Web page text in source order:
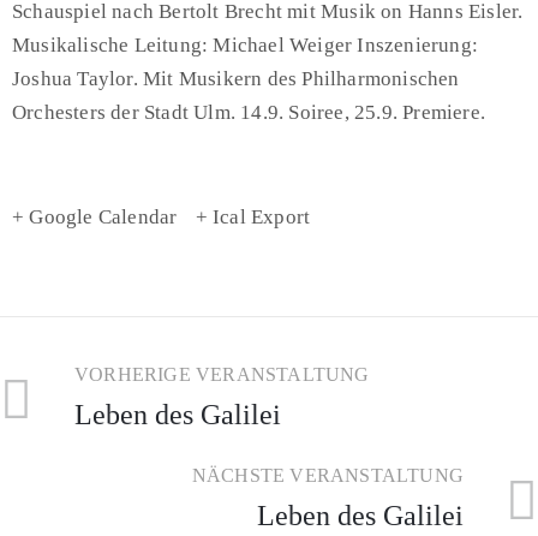
Schauspiel nach Bertolt Brecht mit Musik on Hanns Eisler.
Musikalische Leitung: Michael Weiger Inszenierung:
Joshua Taylor. Mit Musikern des Philharmonischen
Orchesters der Stadt Ulm. 14.9. Soiree, 25.9. Premiere.
+ Google Calendar + Ical Export
VORHERIGE VERANSTALTUNG
Leben des Galilei
NÄCHSTE VERANSTALTUNG
Leben des Galilei